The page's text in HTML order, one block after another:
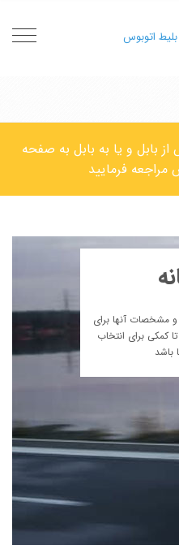
اتوبوس
از بابل و یا به بابل به صفحه
فرمایید
و مشخصات آنها برای
برای انتخاب
باشد